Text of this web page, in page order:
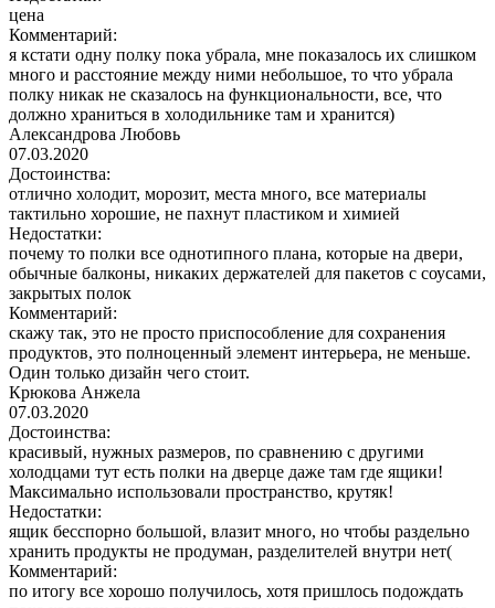
цена
Комментарий:
я кстати одну полку пока убрала, мне показалось их слишком
много и расстояние между ними небольшое, то что убрала
полку никак не сказалось на функциональности, все, что
должно храниться в холодильнике там и хранится)
Александрова Любовь
07.03.2020
Достоинства:
отлично холодит, морозит, места много, все материалы
тактильно хорошие, не пахнут пластиком и химией
Недостатки:
почему то полки все однотипного плана, которые на двери,
обычные балконы, никаких держателей для пакетов с соусами,
закрытых полок
Комментарий:
скажу так, это не просто приспособление для сохранения
продуктов, это полноценный элемент интерьера, не меньше.
Один только дизайн чего стоит.
Крюкова Анжела
07.03.2020
Достоинства:
красивый, нужных размеров, по сравнению с другими
холодцами тут есть полки на дверце даже там где ящики!
Максимально использовали пространство, крутяк!
Недостатки:
ящик бесспорно большой, влазит много, но чтобы раздельно
хранить продукты не продуман, разделителей внутри нет(
Комментарий:
по итогу все хорошо получилось, хотя пришлось подождать